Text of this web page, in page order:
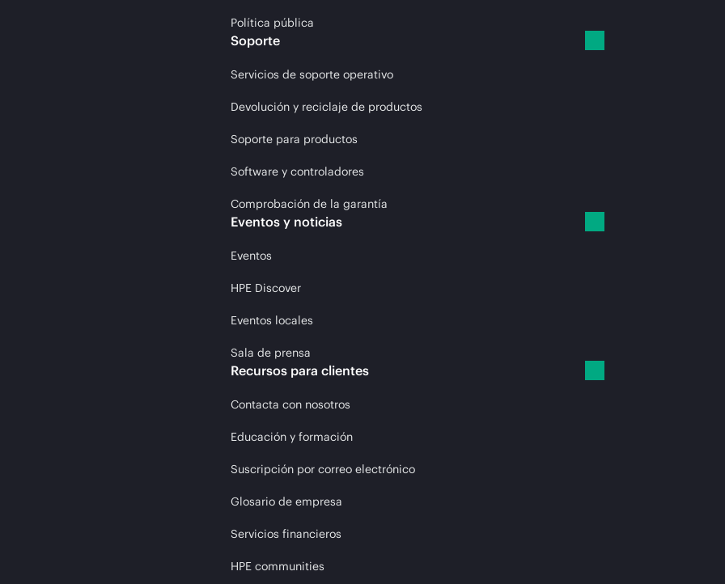
Política pública
Soporte
Servicios de soporte operativo
Devolución y reciclaje de productos
Soporte para productos
Software y controladores
Comprobación de la garantía
Eventos y noticias
Eventos
HPE Discover
Eventos locales
Sala de prensa
Recursos para clientes
Contacta con nosotros
Educación y formación
Suscripción por correo electrónico
Glosario de empresa
Servicios financieros
HPE communities